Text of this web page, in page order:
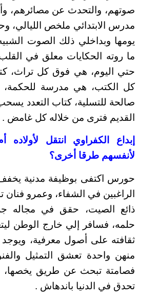
صوتهم، والتحدث عن مصائرهم،
مدرس الابتدائي ملخص الليالي،
يومها وبداخلي ذلك الصوت
ما روته الحكايات معلق في
حتي اليوم، هي فوق كل تراث،
كل الكتب، هي مدرسة للحكمة،
صالحة للتسلية، كتاب التعدد
القديم فترى من خلاله كل غامض .
إبداع الكفراوي انتقل لأولاده
لأنفسهم طرقا أخرى؟
حورس اكتفى بوظيفة مدنية يخفف
الراغبين في الشفاء، وعمرو
ذائع الصيت، حقق في مجاله
حلمه، فسافر إلي خارج الوطن
ثقافته على أصول معرفية،
منهن واحدة تعشق التمثيل
فصامتة تبحث عن طريق يخصها،
تحدق في الدنيا باندهاش .